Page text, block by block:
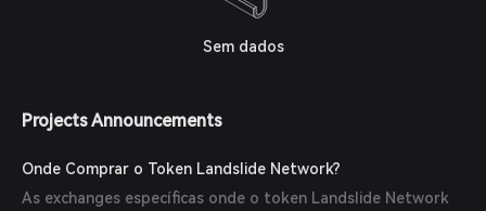
Sem dados
Projects Announcements
Onde Comprar o Token Landslide Network?
As exchanges específicas onde o token Landslide Network